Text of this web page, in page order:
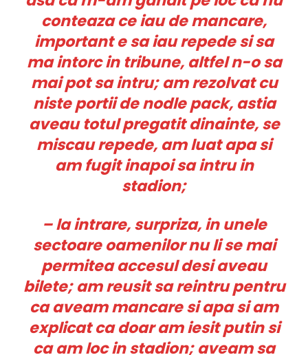
conteaza ce iau de mancare,
important e sa iau repede si sa
ma intorc in tribune, altfel n-o sa
mai pot sa intru; am rezolvat cu
niste portii de nodle pack, astia
aveau totul pregatit dinainte, se
miscau repede, am luat apa si
am fugit inapoi sa intru in
stadion;
– la intrare, surpriza, in unele
sectoare oamenilor nu li se mai
permitea accesul desi aveau
bilete; am reusit sa reintru pentru
ca aveam mancare si apa si am
explicat ca doar am iesit putin si
ca am loc in stadion; aveam sa